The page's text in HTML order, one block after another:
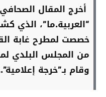
أخرج المقال
خصصت لمطرح غابة
من المجلس البلدي
وقام بـ”خرجة